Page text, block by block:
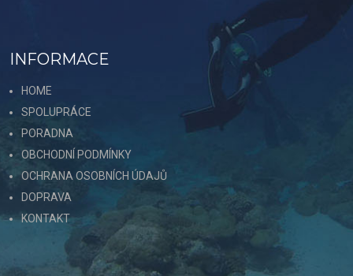
INFORMACE
HOME
SPOLUPRÁCE
PORADNA
OBCHODNÍ PODMÍNKY
OCHRANA OSOBNÍCH ÚDAJŮ
DOPRAVA
KONTAKT